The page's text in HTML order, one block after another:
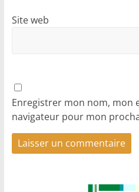
Site web
Enregistrer mon nom, mon
navigateur pour mon